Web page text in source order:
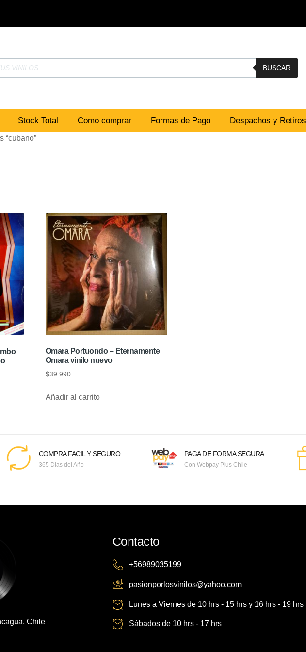
BUSCAR
Stock Total Como comprar Formas de Pago Despachos y Retiros
“cubano”
Omara Portuondo – Eternamente
Omara vinilo nuevo
$39.990
Añadir al carrito
COMPRA FACIL Y SEGURO
365 Dias del Año
PAGA DE FORMA SEGURA
Con Webpay Plus Chile
Chile
Contacto
+56989035199
pasionporlosvinilos@yahoo.com
Lunes a Viernes de 10 hrs - 15 hrs y 16 hrs - 19 hrs
Sábados de 10 hrs - 17 hrs